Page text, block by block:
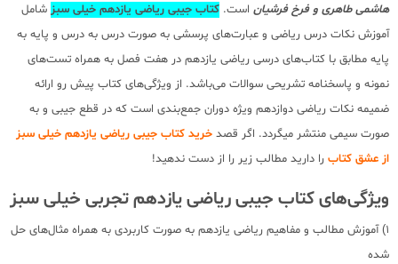
هاشمی طاهری و فرخ فرشیان است. کتاب جیبی ریاضی یازدهم خیلی سبز شامل
آموزش نکات درس ریاضی و عبارت‌های پرسشی به صورت درس به درس و پایه به
پایه مطابق با کتاب‌های درسی ریاضی یازدهم در هفت فصل به همراه تست‌های
نمونه و پاسخنامه تشریحی سوالات می‌باشد. از ویژگی‌های کتاب پیش رو ارائه
ضمیمه نکات ریاضی دوازدهم ویژه دوران جمع‌بندی است که در قطع جیبی و به
صورت سیمی منتشر میگردد. اگر قصد خرید کتاب جیبی ریاضی یازدهم خیلی سبز
از عشق کتاب را دارید مطالب زیر را از دست ندهید!
ویژگی‌های کتاب جیبی ریاضی یازدهم تجربی خیلی سبز
1) آموزش مطالب و مفاهیم ریاضی یازدهم به صورت کاربردی به همراه مثال‌های حل
شده